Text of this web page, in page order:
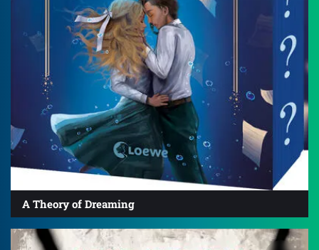
A Theory of Dreaming